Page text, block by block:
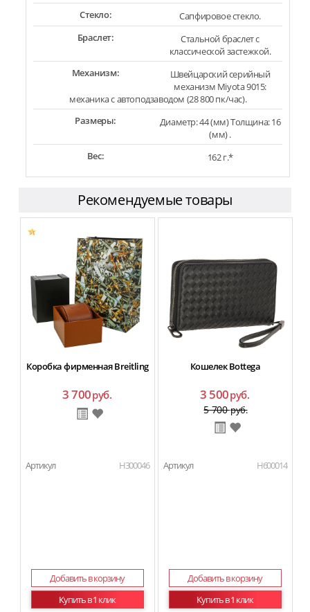
Стекло:
Сапфировое стекло.
Браслет:
Стальной браслет с
классической застежкой.
Механизм:
Швейцарский серийный
механизм Miyota 9015:
механика с автоподзаводом (28 800 пк/час).
Размеры:
Диаметр: 44 (мм) Толщина: 16
(мм) .
Вес:
162 г.*
Рекомендуемые товары
Коробка фирменная Breitling
3 700руб.
Артикул H300046
Добавить в корзину
Купить в 1 клик
Кошелек Bottega
3 500руб.
5 700руб.
Артикул H600014
Добавить в корзину
Купить в 1 клик